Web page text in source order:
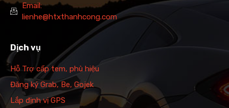
Email:
lienhe@htxthanhcong.com
Dịch vụ
Hỗ Trợ cấp tem, phù hiệu
Đăng ký Grab, Be, Gojek
Lắp định vị GPS